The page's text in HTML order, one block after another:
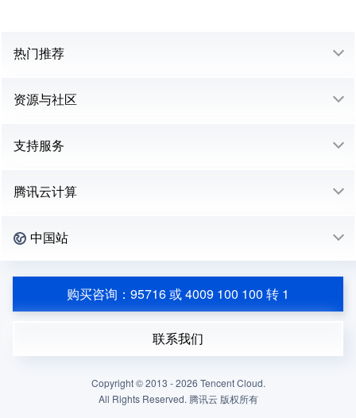
热门推荐
资源与社区
支持服务
腾讯云计算
中国站
购买咨询：95716 或 4009 100 100 转 1
联系我们
Copyright © 2013 -2026 Tencent Cloud.
All Rights Reserved. 腾讯云 版权所有